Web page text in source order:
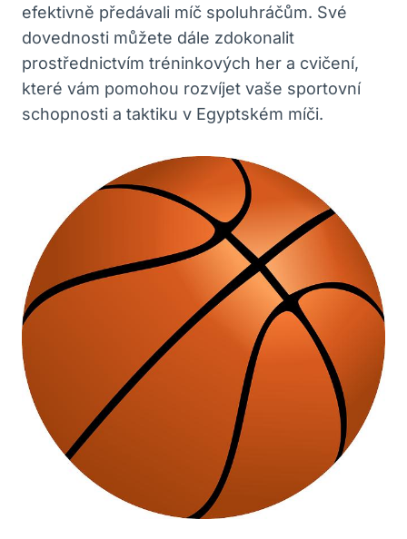
efektivně předávali míč spoluhráčům. Své
dovednosti můžete dále zdokonalit
prostřednictvím tréninkových her a cvičení,
které vám pomohou rozvíjet vaše sportovní
schopnosti a taktiku v Egyptském míči.